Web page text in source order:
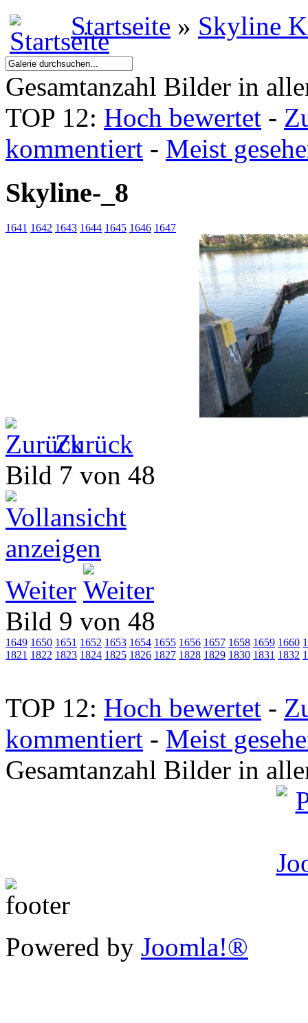
Startseite » Skyline
Gesamtanzahl Bilder in
TOP 12: Hoch bewertet -
kommentiert - Meist
Skyline-_8
1641 1642 1643 1644 1645 1646 1647
Zurück
Bild 7 von 48
Weiter
Bild 9 von 48
1649 1650 1651 1652 1653 1654 1655 1656 1657 1658 1659 1660
1821 1822 1823 1824 1825 1826 1827 1828 1829 1830 1831 1832
TOP 12: Hoch bewertet -
kommentiert - Meist
Gesamtanzahl Bilder in
Powered by Joomla!®